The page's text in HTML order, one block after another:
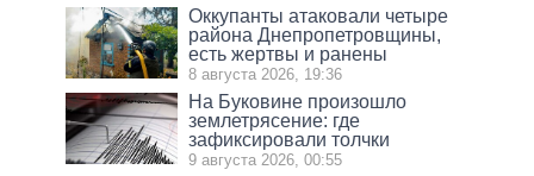
Оккупанты атаковали четыре
района Днепропетровщины,
есть жертвы и ранены
8 августа 2026, 19:36
На Буковине произошло
землетрясение: где
зафиксировали толчки
9 августа 2026, 00:55